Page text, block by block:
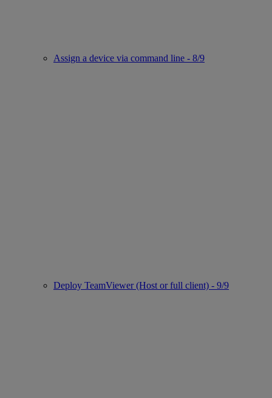
Assign a device via command line - 8/9
Deploy TeamViewer (Host or full client) - 9/9